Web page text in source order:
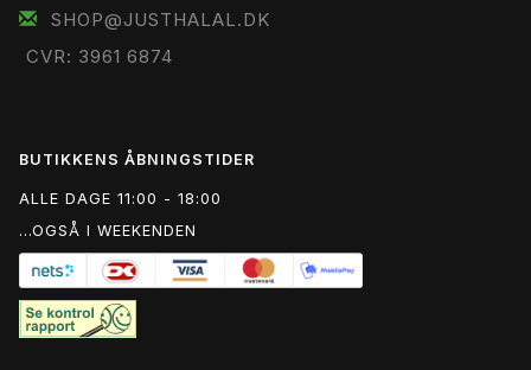
SHOP@JUSTHALAL.DK
CVR: 3961 6874
BUTIKKENS ÅBNINGSTIDER
ALLE DAGE 11:00 - 18:00
...OGSÅ I WEEKENDEN